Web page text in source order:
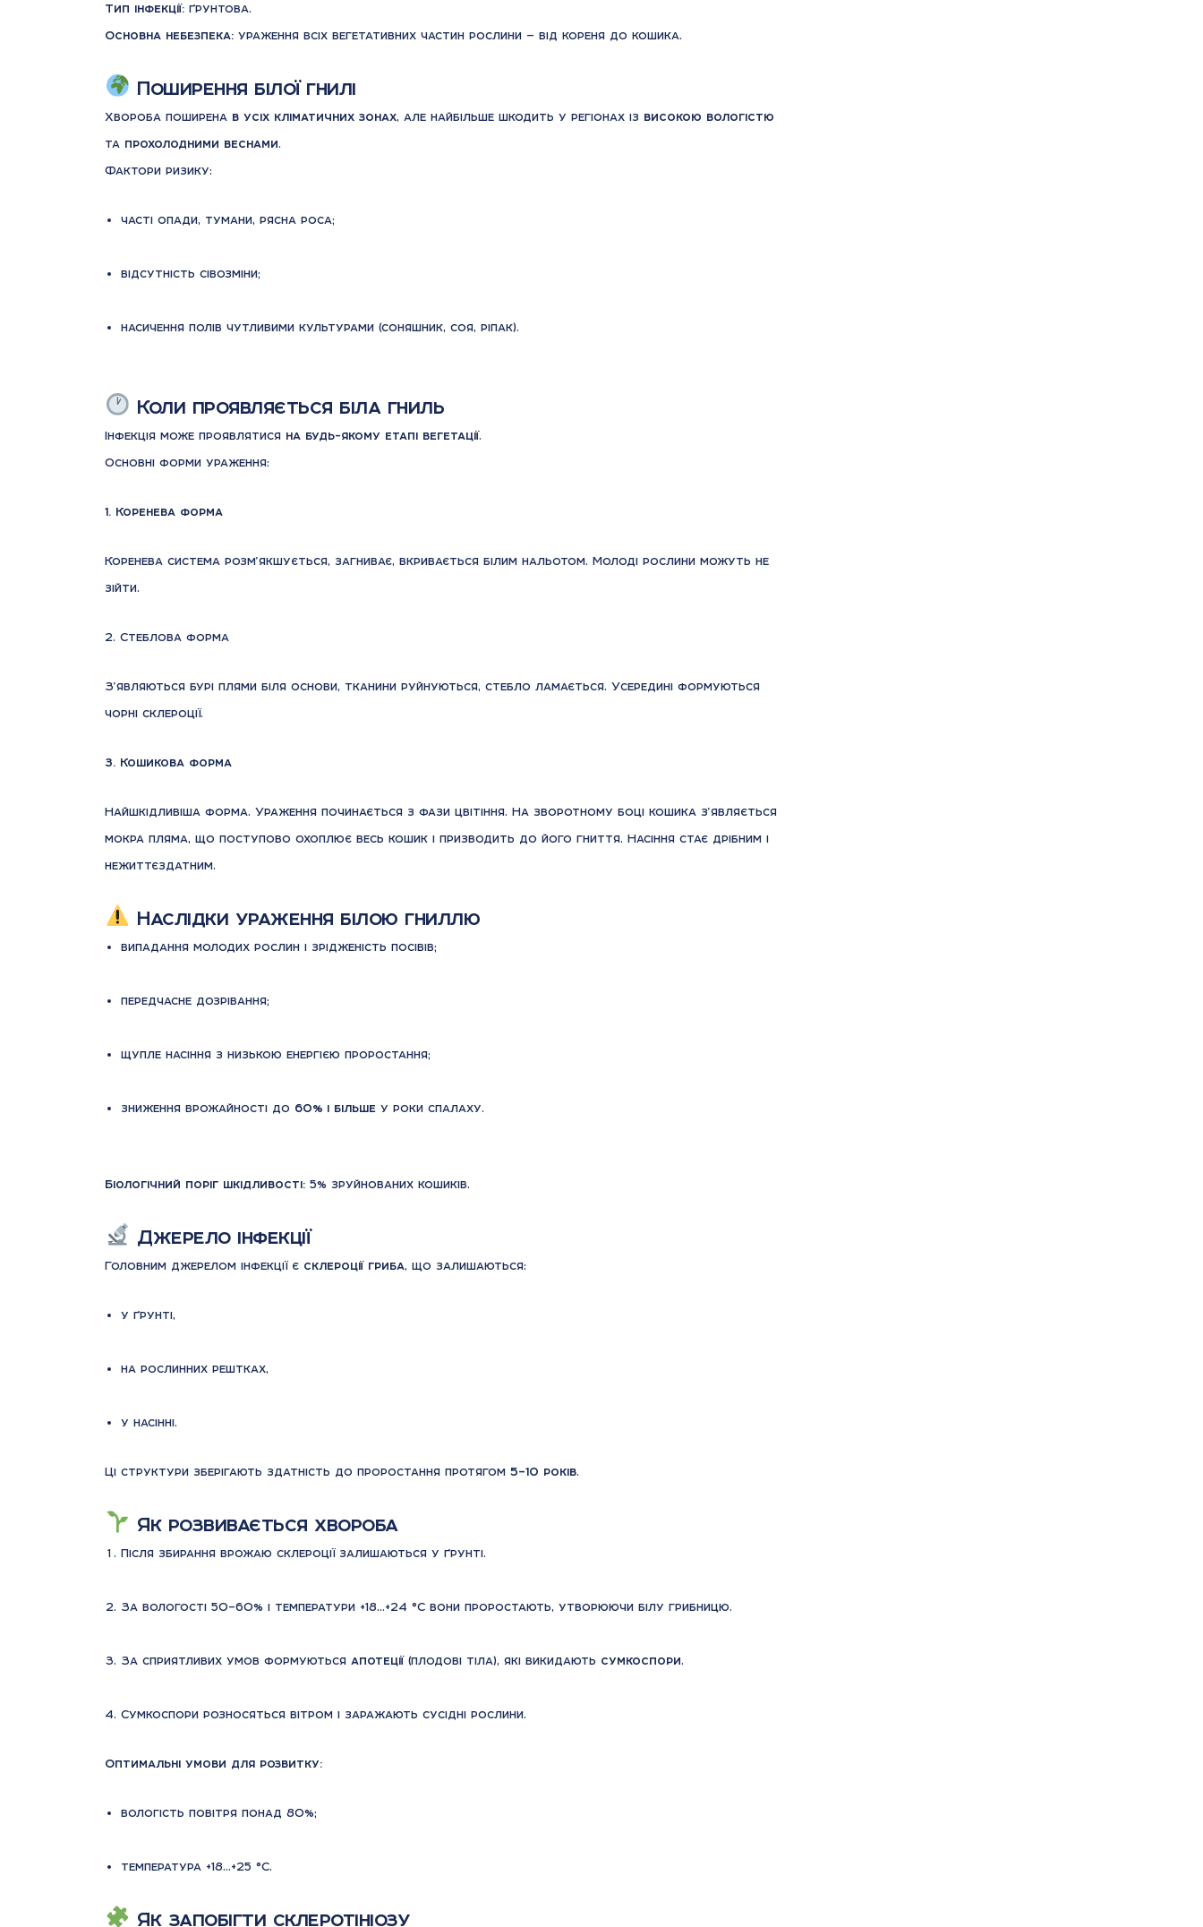
Тип інфекції: ґрунтова.
Основна небезпека: ураження всіх вегетативних частин рослини — від кореня до кошика.
Поширення білої гнилі
Хвороба поширена в усіх кліматичних зонах, але найбільше шкодить у регіонах із високою вологістю
та прохолодними веснами.
Фактори ризику:
часті опади, тумани, рясна роса;
відсутність сівозміни;
насичення полів чутливими культурами (соняшник, соя, ріпак).
Коли проявляється біла гниль
Інфекція може проявлятися на будь-якому етапі вегетації.
Основні форми ураження:
1. Коренева форма
Коренева система розм’якшується, загниває, вкривається білим нальотом. Молоді рослини можуть не
зійти.
2. Стеблова форма
З’являються бурі плями біля основи, тканини руйнуються, стебло ламається. Усередині формуються
чорні склероції.
3. Кошикова форма
Найшкідливіша форма. Ураження починається з фази цвітіння. На зворотному боці кошика з’являється
мокра пляма, що поступово охоплює весь кошик і призводить до його гниття. Насіння стає дрібним і
нежиттєздатним.
Наслідки ураження білою гниллю
випадання молодих рослин і зрідженість посівів;
передчасне дозрівання;
щупле насіння з низькою енергією проростання;
зниження врожайності до 60% і більше у роки спалаху.
Біологічний поріг шкідливості: 5% зруйнованих кошиків.
Джерело інфекції
Головним джерелом інфекції є склероції гриба, що залишаються:
у ґрунті,
на рослинних рештках,
у насінні.
Ці структури зберігають здатність до проростання протягом 5–10 років.
Як розвивається хвороба
Після збирання врожаю склероції залишаються у ґрунті.
За вологості 50–60% і температури +18…+24 °C вони проростають, утворюючи білу грибницю.
За сприятливих умов формуються апотеції(плодові тіла), які викидають сумкоспори.
Сумкоспори розносяться вітром і заражають сусідні рослини.
Оптимальні умови для розвитку:
вологість повітря понад 80%;
температура +18…+25 °C.
Як запобігти склеротініозу